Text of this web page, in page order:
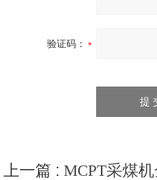
验证码：
上一篇 : MCPT采煤